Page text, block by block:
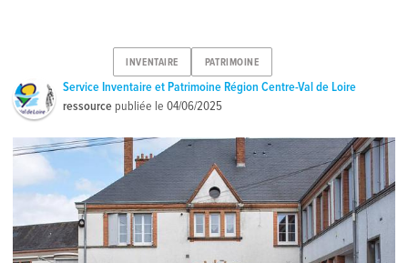
INVENTAIRE PATRIMOINE
Service Inventaire et Patrimoine Région Centre-Val de Loire
ressource publiée le04/06/2025